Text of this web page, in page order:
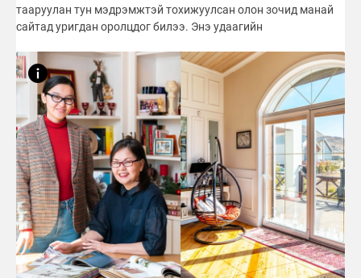
тааруулан тун мэдрэмжтэй тохижуулсан олон зочид манай
сайтад уригдан оролцдог билээ. Энэ удаагийн